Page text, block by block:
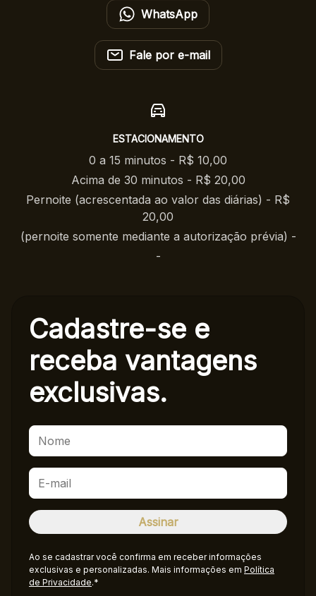
WhatsApp
Fale por e-mail
ESTACIONAMENTO
0 a 15 minutos - R$ 10,00
Acima de 30 minutos - R$ 20,00
Pernoite (acrescentada ao valor das diárias) - R$
20,00
(pernoite somente mediante a autorização prévia) -
-
Cadastre-se e
receba vantagens
exclusivas.
Ao se cadastrar você confirma em receber informações
exclusivas e personalizadas. Mais informações em Política
de Privacidade.*